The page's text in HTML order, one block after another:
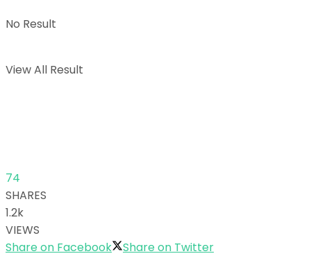
No Result
View All Result
74
SHARES
1.2k
VIEWS
Share on Facebook
Share on Twitter